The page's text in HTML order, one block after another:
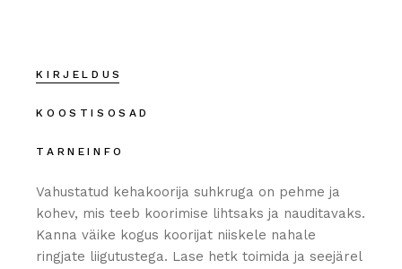
KIRJELDUS
KOOSTISOSAD
TARNEINFO
Vahustatud kehakoorija suhkruga on pehme ja
kohev, mis teeb koorimise lihtsaks ja nauditavaks.
Kanna väike kogus koorijat niiskele nahale
ringjate liigutustega. Lase hetk toimida ja seejärel